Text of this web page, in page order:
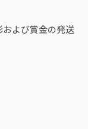
よび賞金の発送